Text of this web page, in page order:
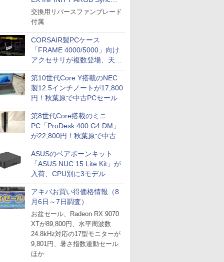
に単品パッケージ
交換用リバースファンブレード
付属
CORSAIR製PCケース
「FRAME 4000/5000」向け
アクセサリが複数登場、天然
木製パネルや背面コネクタ対
応トレイなど
第10世代Core Y搭載のNEC
製12.5インチノートが17,800
円！秋葉原で中古PCセール
第8世代Core搭載のミニ
PC「ProDesk 400 G4 DM」
が22,800円！秋葉原で中古
PCセール
ASUSのベアボーンキット
「ASUS NUC 15 Lite Kit」が
入荷、CPU別に3モデル
アキバお買い得価格情報（8
月6日～7日調査）
お盆セール、Radeon RX 9070
XTが89,800円、水平周波数
24.8kHz対応の17型モニターが
9,801円、暑さ指数連動セール
ほか